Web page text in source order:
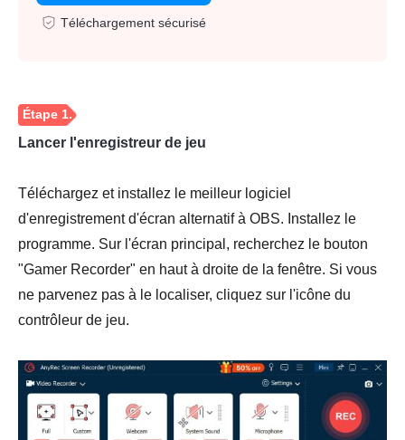
Téléchargement sécurisé
Lancer l'enregistreur de jeu
Téléchargez et installez le meilleur logiciel
d'enregistrement d'écran alternatif à OBS. Installez le
programme. Sur l'écran principal, recherchez le bouton
"Gamer Recorder" en haut à droite de la fenêtre. Si vous
ne parvenez pas à le localiser, cliquez sur l'icône du
contrôleur de jeu.